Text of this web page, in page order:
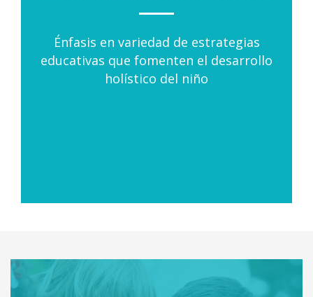
Énfasis en variedad de estrategias
educativas que fomenten el desarrollo
holístico del niño